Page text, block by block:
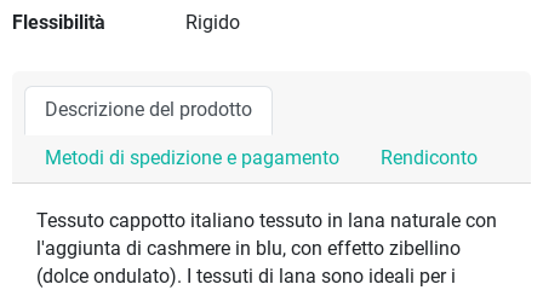
Flessibilità Rigido
Descrizione del prodotto
Metodi di spedizione e pagamento Rendiconto
Tessuto cappotto italiano tessuto in lana naturale con
l'aggiunta di cashmere in blu, con effetto zibellino
(dolce ondulato). I tessuti di lana sono ideali per i